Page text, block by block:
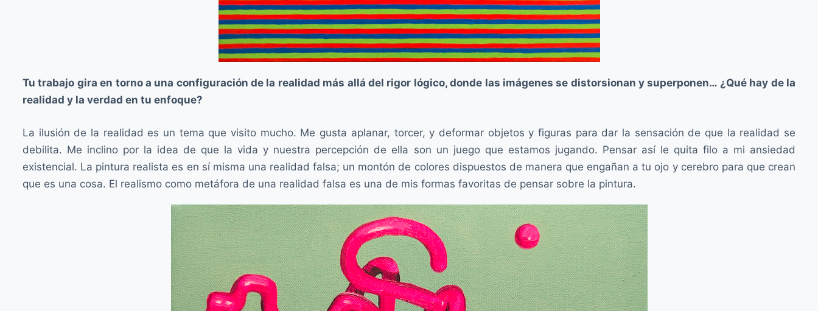
Tu trabajo gira en torno a una configuración de la realidad más allá del rigor lógico, donde las imágenes se distorsionan y superponen… ¿Qué hay de la
realidad y la verdad en tu enfoque?
La ilusión de la realidad es un tema que visito mucho. Me gusta aplanar, torcer, y deformar objetos y figuras para dar la sensación de que la realidad se
debilita. Me inclino por la idea de que la vida y nuestra percepción de ella son un juego que estamos jugando. Pensar así le quita filo a mi ansiedad
existencial. La pintura realista es en sí misma una realidad falsa; un montón de colores dispuestos de manera que engañan a tu ojo y cerebro para que crean
que es una cosa. El realismo como metáfora de una realidad falsa es una de mis formas favoritas de pensar sobre la pintura.